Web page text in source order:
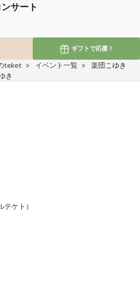
サート
ギフトで応援！
teket イベント一覧
楽団こゆき
き
ケト）